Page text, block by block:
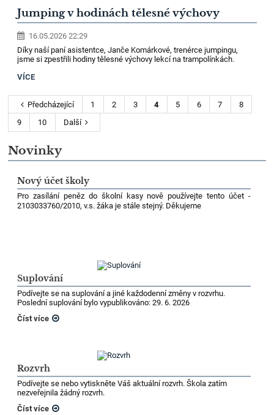
Jumping v hodinách tělesné výchovy
16.05.2026 22:29
Díky naší paní asistentce, Janče Komárkové, trenérce jumpingu,
jsme si zpestřili hodiny tělesné výchovy lekcí na trampolínkách.
VÍCE
Předcházející 1 2 3 4 5 6 7
8
9
10 Další
Novinky
Nový účet školy
Pro zasílání peněz do školní kasy nově používejte tento účet -
2103033760/2010, v.s. žáka je stále stejný. Děkujeme
Suplování
Podívejte se na suplování a jiné každodenní změny v rozvrhu.
Poslední suplování bylo vypublikováno: 29. 6. 2026
Číst více
Rozvrh
Podívejte se nebo vytiskněte Váš aktuální rozvrh. Škola zatím
nezveřejnila žádný rozvrh.
Číst více